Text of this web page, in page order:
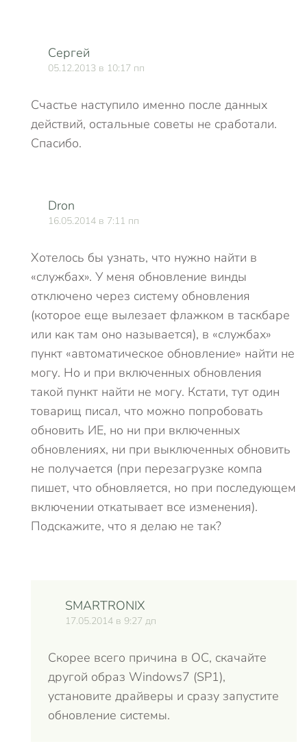
Сергей
05.12.2013 в 10:17 пп
Счастье наступило именно после данных
действий, остальные советы не сработали.
Спасибо.
Dron
16.05.2014 в 7:11 пп
Хотелось бы узнать, что нужно найти в
«службах». У меня обновление винды
отключено через систему обновления
(которое еще вылезает флажком в таскбаре
или как там оно называется), в «службах»
пункт «автоматическое обновление» найти не
могу. Но и при включенных обновления
такой пункт найти не могу. Кстати, тут один
товарищ писал, что можно попробовать
обновить ИЕ, но ни при включенных
обновлениях, ни при выключенных обновить
не получается (при перезагрузке компа
пишет, что обновляется, но при последующем
включении откатывает все изменения).
Подскажите, что я делаю не так?
SMARTRONIX
17.05.2014 в 9:27 дп
Скорее всего причина в ОС, скачайте
другой образ Windows7 (SP1),
установите драйверы и сразу запустите
обновление системы.